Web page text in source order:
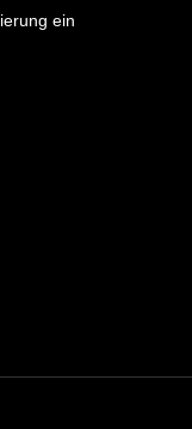
ein